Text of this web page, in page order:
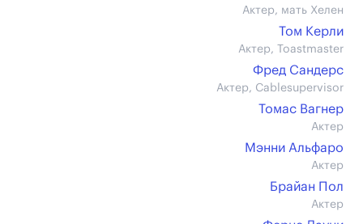
Актер, мать Хелен
Том Керли
Актер, Toastmaster
Фред Сандерс
Актер, Cablesupervisor
Томас Вагнер
Актер
Мэнни Альфаро
Актер
Брайан Пол
Актер